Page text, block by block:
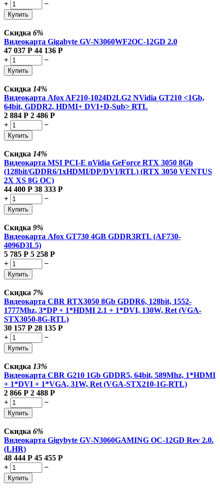
+ −
Купить
Скидка 6%
Видеокарта Gigabyte GV-N3060WF2OC-12GD 2.0
47 037 Р 44 136 Р
+
−
Купить
Скидка 14%
Видеокарта Afox AF210-1024D2LG2 NVidia GT210 <1Gb,
64bit, GDDR2, HDMI+ DVI+D-Sub> RTL
2 884 Р 2 486 Р
+
−
Купить
Скидка 14%
Видеокарта MSI PCI-E nVidia GeForce RTX 3050 8Gb
(128bit/GDDR6/1xHDMI/DP/DVI/RTL) (RTX 3050 VENTUS
2X XS 8G OC)
44 400 Р 38 333 Р
+
−
Купить
Скидка 9%
Видеокарта Afox GT730 4GB GDDR3RTL (AF730-
4096D3L5)
5 785 Р 5 258 Р
+
−
Купить
Скидка 7%
Видеокарта CBR RTX3050 8Gb GDDR6, 128bit, 1552-
1777Mhz, 3*DP + 1*HDMI 2.1 + 1*DVI, 130W, Ret (VGA-
STX3050-8G-RTL)
30 157 Р 28 135 Р
+
−
Купить
Скидка 13%
Видеокарта CBR G210 1Gb GDDR5, 64bit, 589Mhz, 1*HDMI
+ 1*DVI + 1*VGA, 31W, Ret (VGA-STX210-1G-RTL)
2 866 Р 2 488 Р
+
−
Купить
Скидка 6%
Видеокарта Gigybyte GV-N3060GAMING OC-12GD Rev 2.0.
(LHR)
48 444 Р 45 455 Р
+
−
Купить